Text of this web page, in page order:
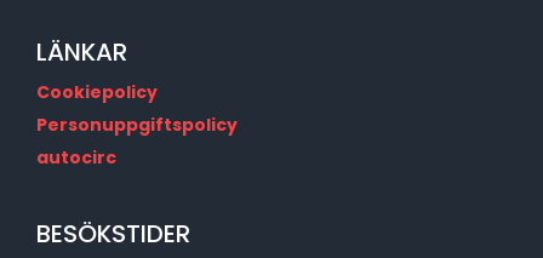
LÄNKAR
Cookiepolicy
Personuppgiftspolicy
autocirc
BESÖKSTIDER